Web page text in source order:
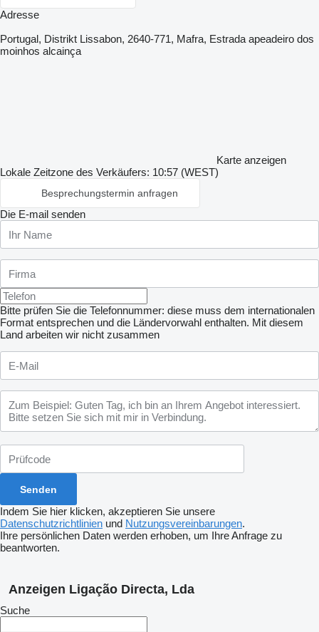
Adresse
Portugal, Distrikt Lissabon, 2640-771, Mafra, Estrada apeadeiro dos
moinhos alcainça
Karte anzeigen
Lokale Zeitzone des Verkäufers: 10:57 (WEST)
Besprechungstermin anfragen
Die E-mail senden
Bitte prüfen Sie die Telefonnummer: diese muss dem internationalen
Format entsprechen und die Ländervorwahl enthalten. Mit diesem
Land arbeiten wir nicht zusammen
Indem Sie hier klicken, akzeptieren Sie unsere
Datenschutzrichtlinien und Nutzungsvereinbarungen.
Ihre persönlichen Daten werden erhoben, um Ihre Anfrage zu
beantworten.
Anzeigen Ligação Directa, Lda
Suche